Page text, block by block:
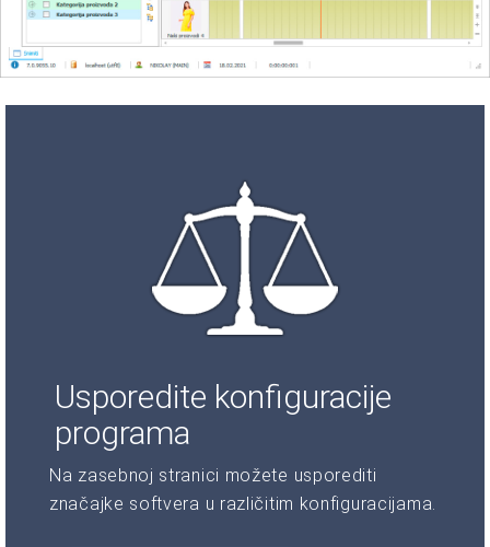
Usporedite konfiguracije
programa
Na zasebnoj stranici možete usporediti
značajke softvera u različitim konfiguracijama.